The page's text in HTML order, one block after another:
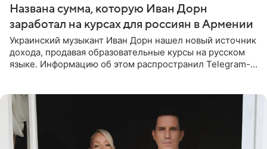
Названа сумма, которую Иван Дорн
заработал на курсах для россиян в Армении
Украинский музыкант Иван Дорн нашел новый источник
дохода, продавая образовательные курсы на русском
языке. Информацию об этом распространил Telegram-